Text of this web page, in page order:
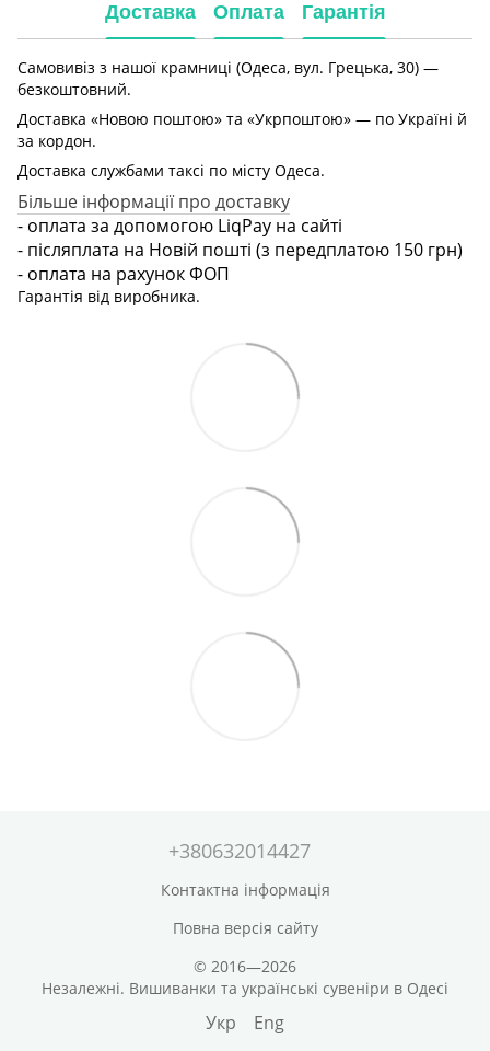
Доставка Оплата Гарантія
Самовивіз з нашої крамниці (Одеса, вул. Грецька, 30) —
безкоштовний.
Доставка «Новою поштою» та «Укрпоштою» — по Україні й
за кордон.
Доставка службами таксі по місту Одеса.
Більше інформації про доставку
- оплата за допомогою LiqPay на сайті
- післяплата на Новій пошті (з передплатою 150 грн)
- оплата на рахунок ФОП
Гарантія від виробника.
+380632014427
Контактна інформація
Повна версія сайту
© 2016—2026
Незалежні. Вишиванки та українські сувеніри в Одесі
Укр Eng